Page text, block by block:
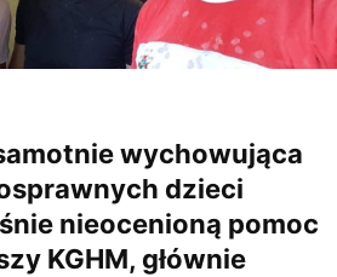
wychowująca
dzieci
nieocenioną pomoc
KGHM, głównie